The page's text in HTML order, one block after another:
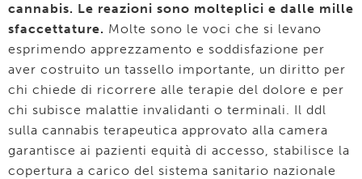
cannabis. Le reazioni sono molteplici e dalle mille
sfaccettature. Molte sono le voci che si levano
esprimendo apprezzamento e soddisfazione per
aver costruito un tassello importante, un diritto per
chi chiede di ricorrere alle terapie del dolore e per
chi subisce malattie invalidanti o terminali. Il ddl
sulla cannabis terapeutica approvato alla camera
garantisce ai pazienti equità di accesso, stabilisce la
copertura a carico del sistema sanitario nazionale